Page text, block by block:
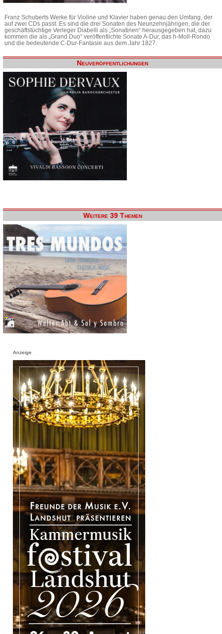
Franz Schuberts Werke für Violine und Klavier haben genau den Umfang, der
auf zwei CDs passt. Es sind die drei Sonaten des Neunzehnjährigen, die der
geschäftstüchtige Verleger Diabelli als „Sonatinen“ herausgegeben hat, dazu
kommen die als „Grand Duo“ veröffentlichte Sonate A-Dur, das h-Moll-Rondo
und die bedeutende C-Dur-Fantasie aus dem Jahr 1827.
Neuveröffentlichungen
Weitere 39 Themen
Anzeige